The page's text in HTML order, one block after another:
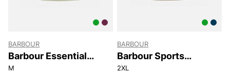
BARBOUR
Barbour Essential
Sports T-shirt
M
BARBOUR
Barbour Sports
Relaxed T-shirt
2XL